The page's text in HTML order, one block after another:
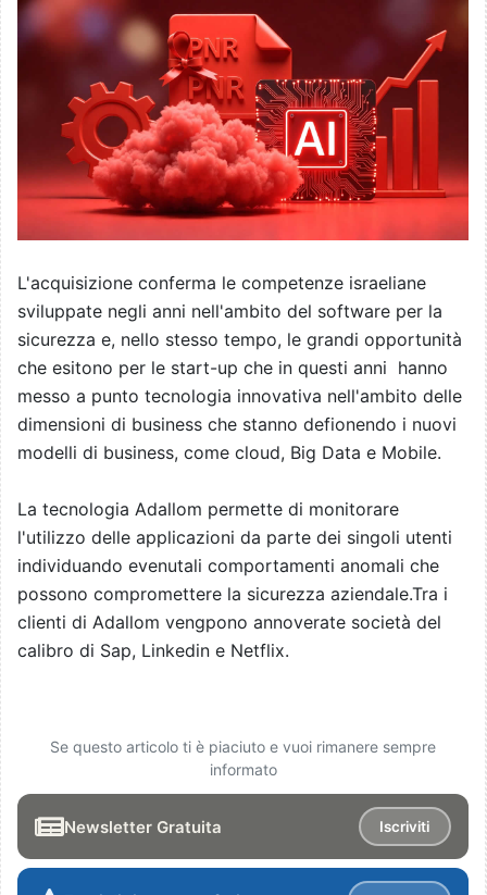
L'acquisizione conferma le competenze israeliane
sviluppate negli anni nell'ambito del software per la
sicurezza e, nello stesso tempo, le grandi opportunità
che esitono per le start-up che in questi anni hanno
messo a punto tecnologia innovativa nell'ambito delle
dimensioni di business che stanno defionendo i nuovi
modelli di business, come cloud, Big Data e Mobile.
La tecnologia Adallom permette di monitorare
l'utilizzo delle applicazioni da parte dei singoli utenti
individuando evenutali comportamenti anomali che
possono compromettere la sicurezza aziendale.Tra i
clienti di Adallom vengpono annoverate società del
calibro di Sap, Linkedin e Netflix.
Se questo articolo ti è piaciuto e vuoi rimanere sempre
informato
Newsletter Gratuita Iscriviti